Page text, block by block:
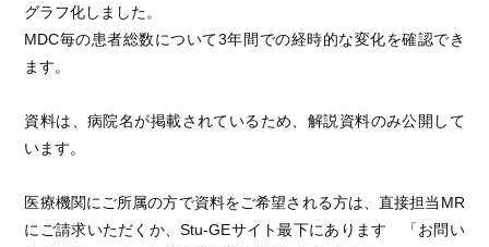
グラフ化しました。
MDC毎の患者総数について3年間での経時的な変化を確認でき
ます。
資料は、病院名が掲載されているため、解説資料のみ公開して
います。
医療機関にご所属の方で資料をご希望される方は、直接担当MR
にご請求いただくか、Stu-GEサイト最下にあります 「お問い